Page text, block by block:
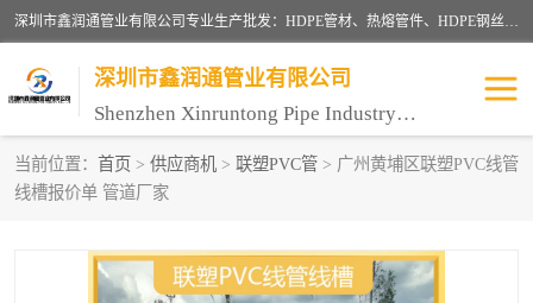
深圳市鑫润通管业有限公司专业生产批发：HDPE管材、热熔管件、HDPE钢丝骨架管、电熔管件、HDPE双壁波纹管、MPP电力管、井盖、PVC管材管件、PPR管材管件等；公司自创建以来，始终秉承“团结、务实、创新、守信”的服务宗旨，凭借专业的服务以及多年的勤奋拼搏，发展成为一家专业销售各种管材管件，绝缘电工套管及配件等系列产品的贸易公司。
深圳市鑫润通管业有限公司
Shenzhen Xinruntong Pipe Industry Co., Ltd
当前位置： 首页 > 供应商机 > 联塑PVC管 > 广州黄埔区联塑PVC线管
线槽报价单 管道厂家
HDPE管材给水管
HDPE双壁波纹管 HDPE电力通讯管